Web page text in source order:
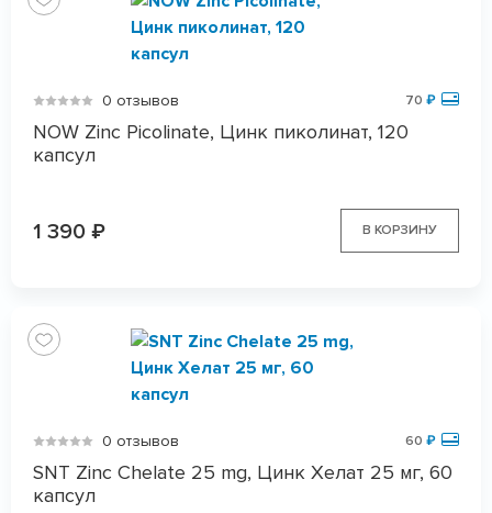
0 отзывов 70 ₽
NOW Zinc Picolinate, Цинк пиколинат, 120
капсул
1 390 ₽ В КОРЗИНУ
0 отзывов 60 ₽
SNT Zinc Chelate 25 mg, Цинк Хелат 25 мг, 60
капсул